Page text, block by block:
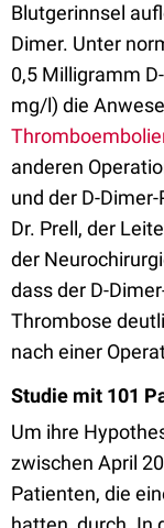
Blutgerinnsel
Dimer. Unter
0,5 Milligramm
mg/l) die
anderen
und der D-
Dr. Prell, der
der
dass der D-
Thrombose
nach einer
Studie mit 101
Um ihre
zwischen April
Patienten, die